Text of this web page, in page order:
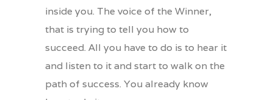
inside you. The voice of the Winner,
that is trying to tell you how to
succeed. All you have to do is to hear it
and listen to it and start to walk on the
path of success. You already know